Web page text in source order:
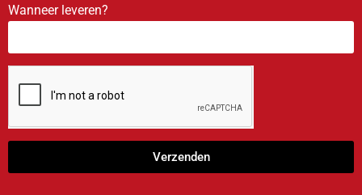
Wanneer leveren?
Verzenden